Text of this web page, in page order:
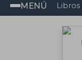
MENÚ Libros